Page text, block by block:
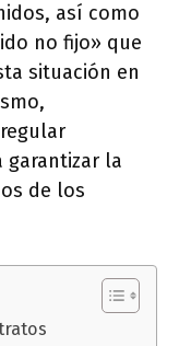
así como
no fijo» que
situación en
garantizar la
de los